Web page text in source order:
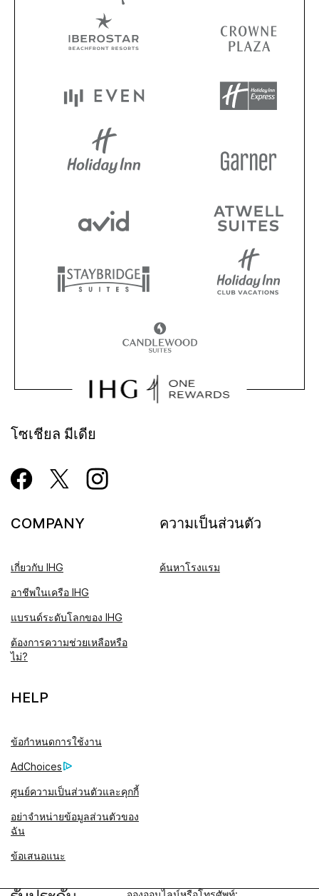
โซเชียล มีเดีย
COMPANY
เกี่ยวกับ IHG
อาชีพในเครือ IHG
แบรนด์ระดับโลกของ IHG
ต้องการความช่วยเหลือหรือ
ไม่?
ความเป็นส่วนตัว
ค้นหาโรงแรม
HELP
ข้อกำหนดการใช้งาน
AdChoices
ศูนย์ความเป็นส่วนตัวและคุกกี้
อย่าจำหน่ายข้อมูลส่วนตัวของ
ฉัน
ข้อเสนอแนะ